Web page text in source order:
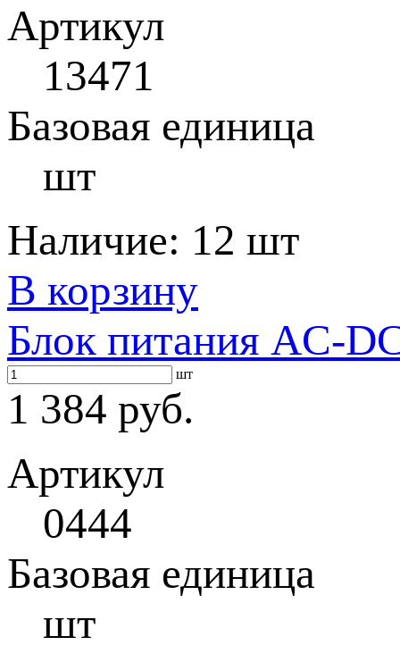
Артикул
13471
Базовая единица
шт
Наличие: 12 шт
В корзину
Блок питания AC-
шт
1 384 руб.
Артикул
0444
Базовая единица
шт